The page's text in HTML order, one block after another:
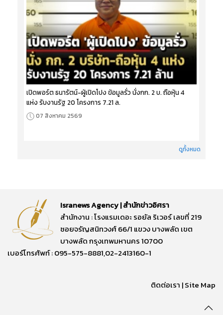
เปิดพอร์ต ธนารัตน์-ผู้เปิดโปง ข้อมูลรั่ว นั่งกก. 2 บ. ถือหุ้น 4
แห่ง รับงานรัฐ 20 โครงการ 7.21 ล.
07 สิงหาคม 2569
ดูทั้งหมด
Isranews Agency | สำนักข่าวอิศรา
สำนักงาน : โรงแรมเดอะ รอยัล ริเวอร์ เลขที่ 219
ซอยจรัญสนิทวงศ์ 66/1 แขวง บางพลัด เขต
บางพลัด กรุงเทพมหานคร 10700
เบอร์โทรศัพท์ : 095-575-8881,02-2413160-1
ติดต่อเรา |Site Map